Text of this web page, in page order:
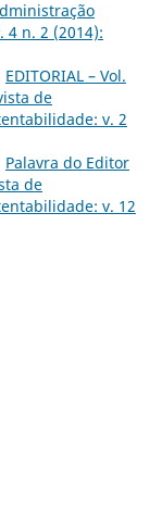
n. 2 (2014):
EDITORIAL – Vol.
de
v. 2
Palavra do Editor
de
v. 12